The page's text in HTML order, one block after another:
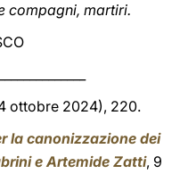
compagni, martiri.
ottobre 2024), 220.
la canonizzazione dei
e Artemide Zatti, 9